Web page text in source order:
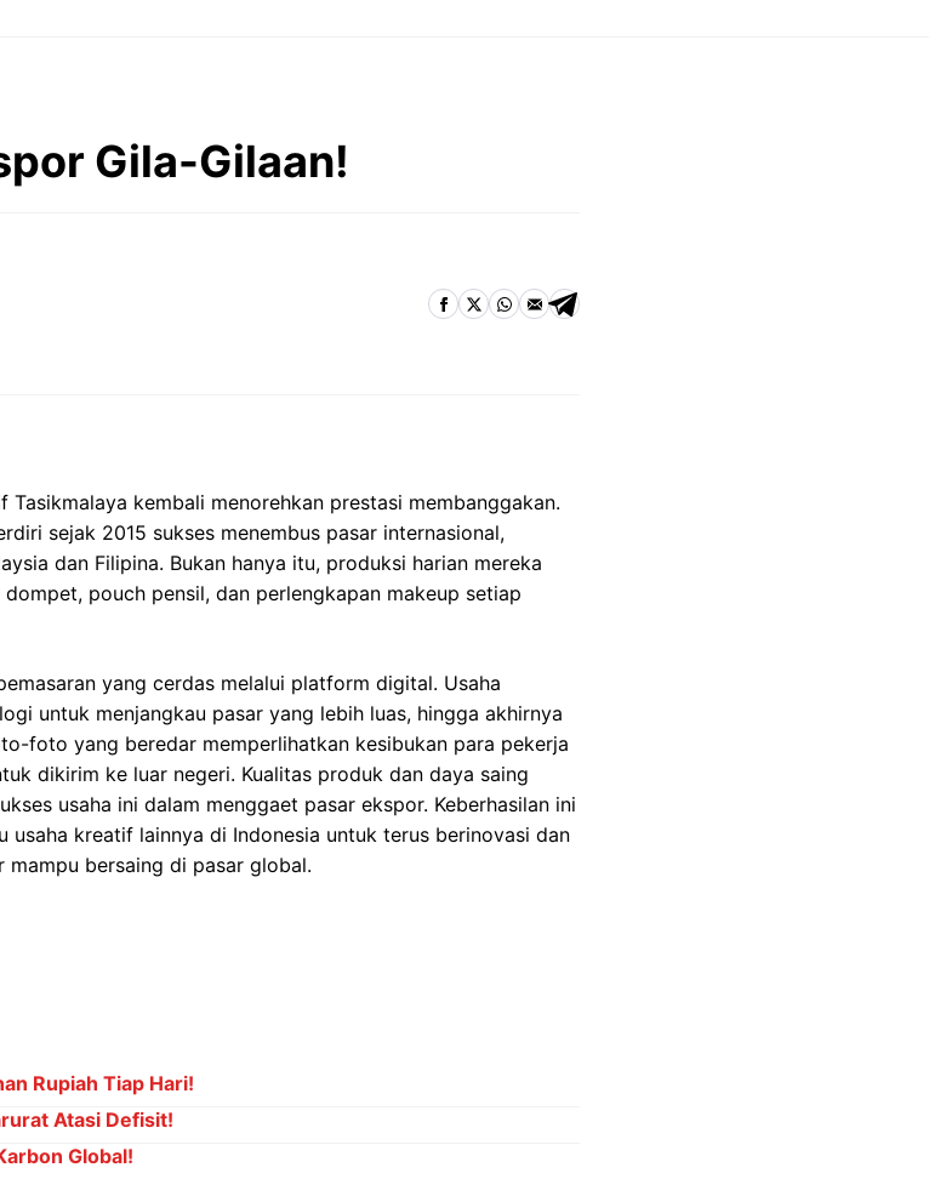
Gila-Gilaan!
kembali menorehkan prestasi membanggakan.
sejak 2015 sukses menembus pasar internasional,
dan Filipina. Bukan hanya itu, produksi harian mereka
pouch pensil, dan perlengkapan makeup setiap
yang cerdas melalui platform digital. Usaha
untuk menjangkau pasar yang lebih luas, hingga akhirnya
foto yang beredar memperlihatkan kesibukan para pekerja
dikirim ke luar negeri. Kualitas produk dan daya saing
usaha ini dalam menggaet pasar ekspor. Keberhasilan ini
usaha kreatif lainnya di Indonesia untuk terus berinovasi dan
bersaing di pasar global.
Rupiah Tiap Hari!
Atasi Defisit!
Global!